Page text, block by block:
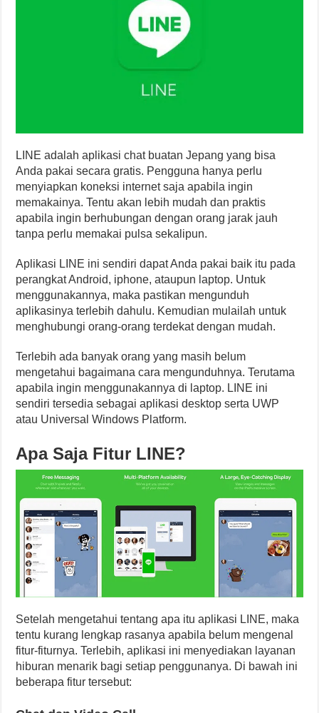
LINE adalah aplikasi chat buatan Jepang yang bisa
Anda pakai secara gratis. Pengguna hanya perlu
menyiapkan koneksi internet saja apabila ingin
memakainya. Tentu akan lebih mudah dan praktis
apabila ingin berhubungan dengan orang jarak jauh
tanpa perlu memakai pulsa sekalipun.
Aplikasi LINE ini sendiri dapat Anda pakai baik itu pada
perangkat Android, iphone, ataupun laptop. Untuk
menggunakannya, maka pastikan mengunduh
aplikasinya terlebih dahulu. Kemudian mulailah untuk
menghubungi orang-orang terdekat dengan mudah.
Terlebih ada banyak orang yang masih belum
mengetahui bagaimana cara mengunduhnya. Terutama
apabila ingin menggunakannya di laptop. LINE ini
sendiri tersedia sebagai aplikasi desktop serta UWP
atau Universal Windows Platform.
Apa Saja Fitur LINE?
Setelah mengetahui tentang apa itu aplikasi LINE, maka
tentu kurang lengkap rasanya apabila belum mengenal
fitur-fiturnya. Terlebih, aplikasi ini menyediakan layanan
hiburan menarik bagi setiap penggunanya. Di bawah ini
beberapa fitur tersebut: